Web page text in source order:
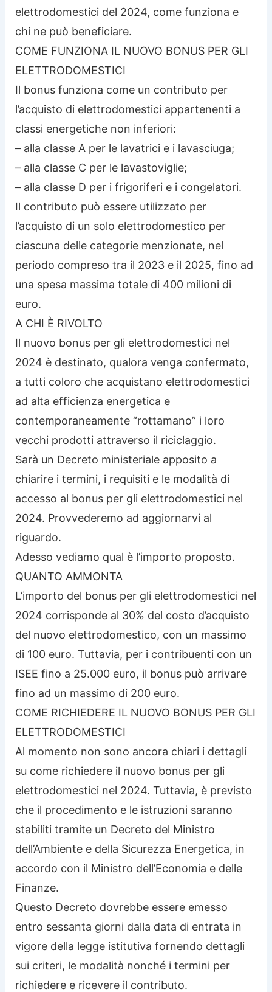
elettrodomestici del 2024, come funziona e
chi ne può beneficiare.
COME FUNZIONA IL NUOVO BONUS PER GLI
ELETTRODOMESTICI
Il bonus funziona come un contributo per
l’acquisto di elettrodomestici appartenenti a
classi energetiche non inferiori:
– alla classe A per le lavatrici e i lavasciuga;
– alla classe C per le lavastoviglie;
– alla classe D per i frigoriferi e i congelatori.
Il contributo può essere utilizzato per
l’acquisto di un solo elettrodomestico per
ciascuna delle categorie menzionate, nel
periodo compreso tra il 2023 e il 2025, fino ad
una spesa massima totale di 400 milioni di
euro.
A CHI È RIVOLTO
Il nuovo bonus per gli elettrodomestici nel
2024 è destinato, qualora venga confermato,
a tutti coloro che acquistano elettrodomestici
ad alta efficienza energetica e
contemporaneamente “rottamano” i loro
vecchi prodotti attraverso il riciclaggio.
Sarà un Decreto ministeriale apposito a
chiarire i termini, i requisiti e le modalità di
accesso al bonus per gli elettrodomestici nel
2024. Provvederemo ad aggiornarvi al
riguardo.
Adesso vediamo qual è l’importo proposto.
QUANTO AMMONTA
L’importo del bonus per gli elettrodomestici nel
2024 corrisponde al 30% del costo d’acquisto
del nuovo elettrodomestico, con un massimo
di 100 euro. Tuttavia, per i contribuenti con un
ISEE fino a 25.000 euro, il bonus può arrivare
fino ad un massimo di 200 euro.
COME RICHIEDERE IL NUOVO BONUS PER GLI
ELETTRODOMESTICI
Al momento non sono ancora chiari i dettagli
su come richiedere il nuovo bonus per gli
elettrodomestici nel 2024. Tuttavia, è previsto
che il procedimento e le istruzioni saranno
stabiliti tramite un Decreto del Ministro
dell’Ambiente e della Sicurezza Energetica, in
accordo con il Ministro dell’Economia e delle
Finanze.
Questo Decreto dovrebbe essere emesso
entro sessanta giorni dalla data di entrata in
vigore della legge istitutiva fornendo dettagli
sui criteri, le modalità nonché i termini per
richiedere e ricevere il contributo.